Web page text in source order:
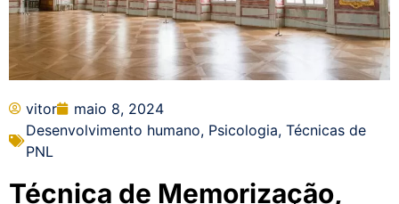
vitor
maio 8, 2024
Desenvolvimento humano, Psicologia, Técnicas de
PNL
Técnica de Memorização,